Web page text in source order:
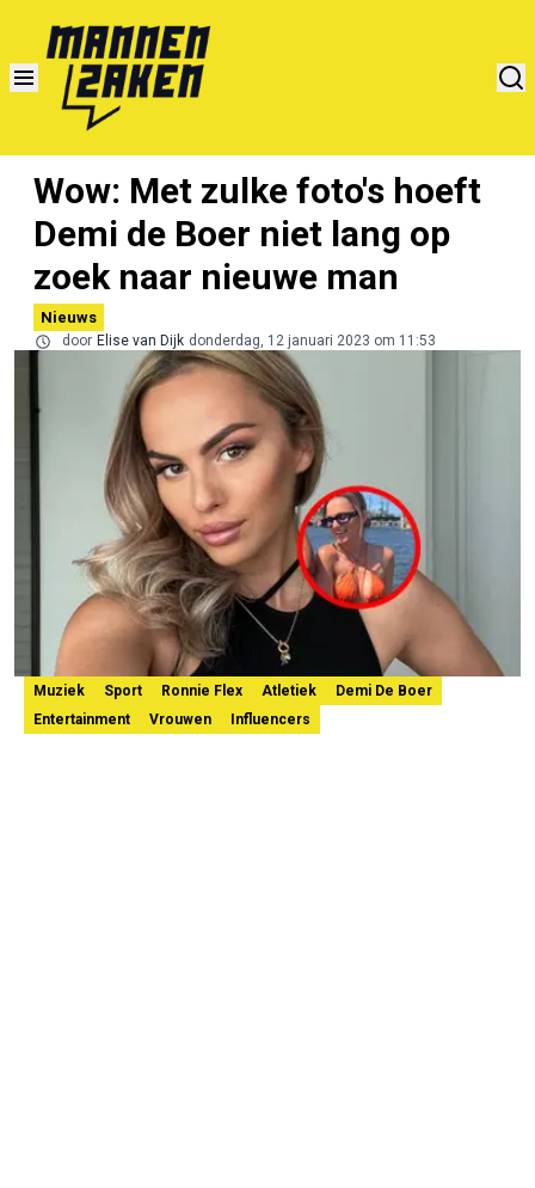
Wow: Met zulke foto's hoeft
Demi de Boer niet lang op
zoek naar nieuwe man
Nieuws
door Elise van Dijk donderdag, 12 januari 2023 om 11:53
Muziek Sport Ronnie Flex Atletiek
Demi De Boer
Entertainment
Vrouwen Influencers